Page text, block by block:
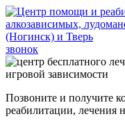
звонок
Позвоните и получите
реабилитации, лечения